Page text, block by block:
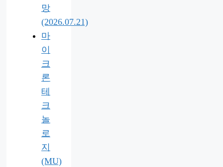
망
(2026.07.21)
마
이
크
론
테
크
놀
로
지
(MU)